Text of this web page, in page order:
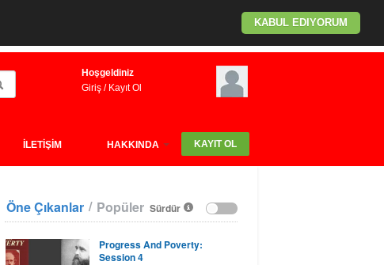
KABUL EDIYORUM
Hoşgeldiniz
Giriş/ Kayıt Ol
İLETİŞİM HAKKINDA KAYIT OL
Sürdür
Öne Çıkanlar / Popüler
Progress And Poverty:
Session 4